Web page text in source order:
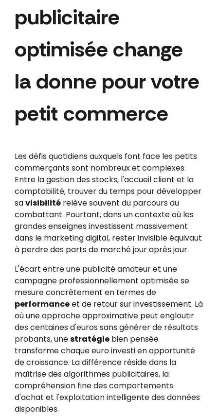
publicitaire
optimisée change
la donne pour votre
petit commerce
Les défis quotidiens auxquels font face les petits
commerçants sont nombreux et complexes.
Entre la gestion des stocks, l'accueil client et la
comptabilité, trouver du temps pour développer
savisibilitérelève souvent du parcours du
combattant. Pourtant, dans un contexte où les
grandes enseignes investissent massivement
dans le marketing digital, rester invisible équivaut
à perdre des parts de marché jour après jour.
L'écart entre une publicité amateur et une
campagne professionnellement optimisée se
mesure concrètement en termes de
performanceet de retour sur investissement. Là
où une approche approximative peut engloutir
des centaines d'euros sans générer de résultats
probants, unestratégiebien pensée
transforme chaque euro investi en opportunité
de croissance. La différence réside dans la
maîtrise des algorithmes publicitaires, la
compréhension fine des comportements
d'achat et l'exploitation intelligente des données
disponibles.